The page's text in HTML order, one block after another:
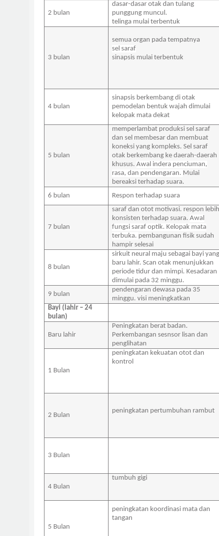
2 bulan
dasar-dasar otak dan tulang
punggung muncul.
telinga mulai terbentuk
3 bulan
semua organ pada tempatnya
sel saraf
sinapsis mulai terbentuk
4 bulan
sinapsis berkembang di otak
pemodelan bentuk wajah dimulai
kelopak mata dekat
5 bulan
memperlambat produksi sel saraf
dan sel membesar dan membuat
koneksi yang kompleks. Sel saraf
otak berkembang ke daerah-daerah
khusus.Awal indera penciuman,
rasa, dan pendengaran. Mulai
bereaksi terhadap suara.
6 bulan
Respon terhadap suara
7 bulan
saraf dan otot motivasi. respon
konsisten terhadap suara.Awal
fungsi saraf optik. Kelopak mata
terbuka. pembangunan fisik sudah
hampir selesai
8 bulan
sirkuit neural maju sebagai bayi
baru lahir.Scan otak menunjukkan
periode tidur dan mimpi. Kesadaran
dimulai pada 32 minggu.
9 bulan
pendengaran dewasa pada 35
minggu. visi meningkatkan
Bayi (lahir – 24
bulan)
Baru lahir
Peningkatan berat badan.
Perkembangan sesnsor lisan dan
penglihatan
1 Bulan
peningkatan kekuatan otot dan
kontrol
2 Bulan
peningkatan pertumbuhan rambut
3 Bulan
4 Bulan
tumbuh gigi
5 Bulan
peningkatan koordinasi mata dan
tangan